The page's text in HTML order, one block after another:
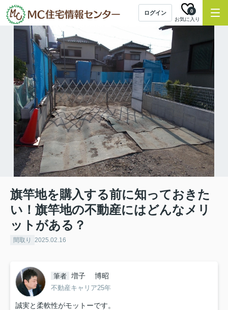
ログイン
お気に入り
0
旗竿地を購入する前に知っておきた
い！旗竿地の不動産にはどんなメリ
ットがある？
間取り 2025.02.16
筆者 増子 博昭
不動産キャリア25年
誠実と柔軟性がモットーです。